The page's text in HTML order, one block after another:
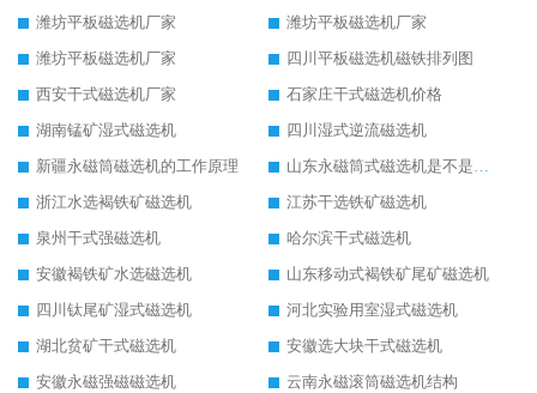
潍坊平板磁选机厂家
潍坊平板磁选机厂家
潍坊平板磁选机厂家
四川平板磁选机磁铁排列图
西安干式磁选机厂家
石家庄干式磁选机价格
湖南锰矿湿式磁选机
四川湿式逆流磁选机
新疆永磁筒磁选机的工作原理
山东永磁筒式磁选机是不是强磁
浙江水选褐铁矿磁选机
江苏干选铁矿磁选机
泉州干式强磁选机
哈尔滨干式磁选机
安徽褐铁矿水选磁选机
山东移动式褐铁矿尾矿磁选机
四川钛尾矿湿式磁选机
河北实验用室湿式磁选机
湖北贫矿干式磁选机
安徽选大块干式磁选机
安徽永磁强磁磁选机
云南永磁滚筒磁选机结构